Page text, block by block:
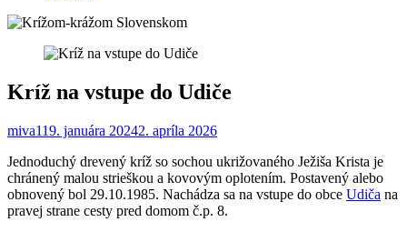
Kríž na vstupe do Udiče
miva119. januára 20242. apríla 2026
Jednoduchý drevený kríž so sochou ukrižovaného Ježiša Krista je
chránený malou strieškou a kovovým oplotením. Postavený alebo
obnovený bol 29.10.1985. Nachádza sa na vstupe do obce Udiča na
pravej strane cesty pred domom č.p. 8.